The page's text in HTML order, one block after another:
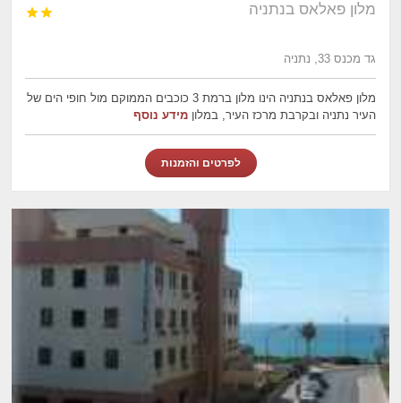
מלון פאלאס בנתניה 

גד מכנס 33, נתניה
מלון פאלאס בנתניה הינו מלון ברמת 3 כוכבים הממוקם מול חופי הים של
העיר נתניה ובקרבת מרכז העיר, במלוןמידע נוסף
לפרטים והזמנות